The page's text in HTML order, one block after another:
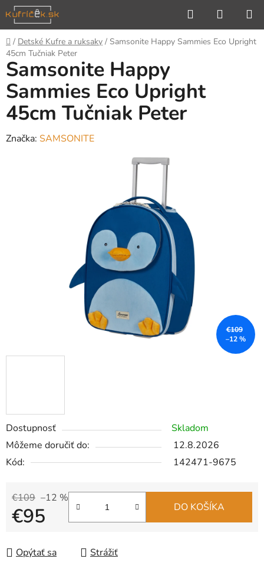
Prejsť
na
obsah
Hľadať
KOŠÍK
Domov
/ Detské Kufre a ruksaky / Samsonite Happy Sammies Eco Upright
45cm Tučniak Peter
Dostupnosť
Skladom
Môžeme doručiť do:
12.8.2026
Kód:
142471-9675
€109 –12 %
€95 DO KOŠÍKA
Opýtať sa Strážiť
Samsonite Happy
Sammies Eco Upright
45cm Tučniak Peter
Značka: SAMSONITE
€109
–12 %